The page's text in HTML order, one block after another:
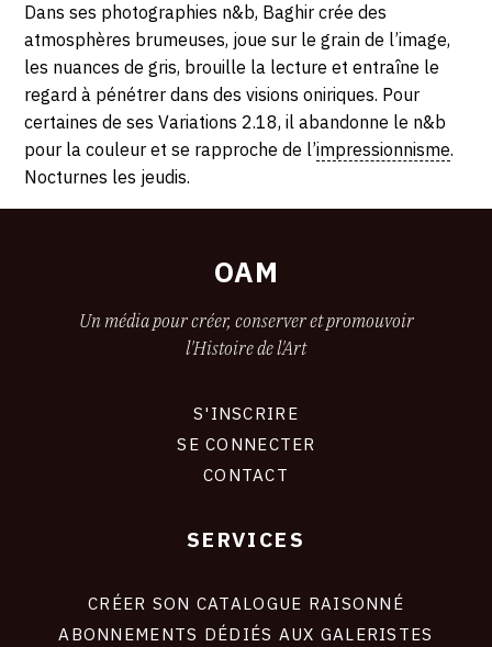
Dans ses photographies n&b, Baghir crée des
atmosphères brumeuses, joue sur le grain de l’image,
les nuances de gris, brouille la lecture et entraîne le
regard à pénétrer dans des visions oniriques. Pour
certaines de ses Variations 2.18, il abandonne le n&b
pour la couleur et se rapproche de l’impressionnisme.
Nocturnes les jeudis.
OAM
Un média pour créer, conserver et promouvoir
l'Histoire de l'Art
S'INSCRIRE
SE CONNECTER
CONTACT
SERVICES
CRÉER SON CATALOGUE RAISONNÉ
ABONNEMENTS DÉDIÉS AUX GALERISTES